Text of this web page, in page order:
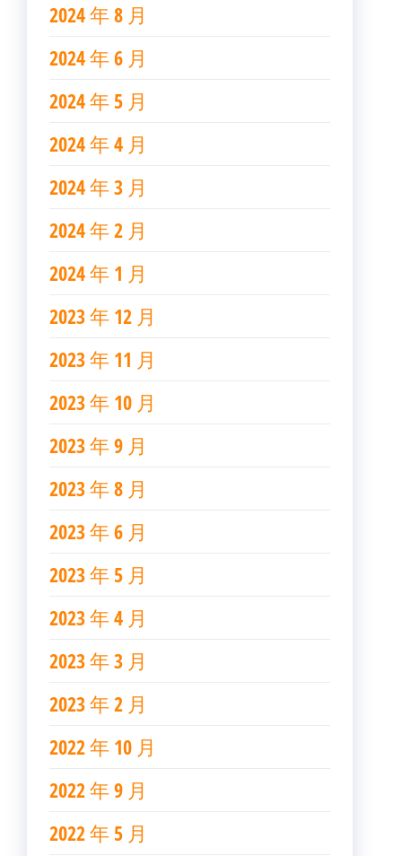
2024 年 8 月
2024 年 6 月
2024 年 5 月
2024 年 4 月
2024 年 3 月
2024 年 2 月
2024 年 1 月
2023 年 12 月
2023 年 11 月
2023 年 10 月
2023 年 9 月
2023 年 8 月
2023 年 6 月
2023 年 5 月
2023 年 4 月
2023 年 3 月
2023 年 2 月
2022 年 10 月
2022 年 9 月
2022 年 5 月